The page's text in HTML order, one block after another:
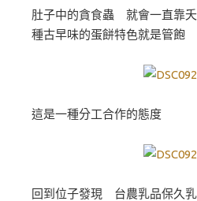
肚子中的貪食蟲 就會一直靠
種古早味的蛋餅特色就是管飽
這是一種分工合作的態度
回到位子發現 台農乳品保久